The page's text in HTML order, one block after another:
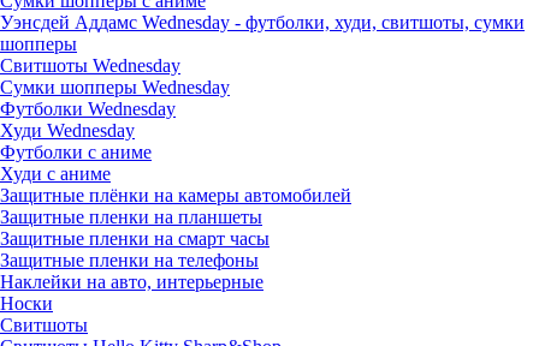
Уэнсдей Аддамс Wednesday - футболки, худи, свитшоты, сумки
шопперы
Свитшоты Wednesday
Сумки шопперы Wednesday
Футболки Wednesday
Худи Wednesday
Футболки с аниме
Худи с аниме
Защитные плёнки на камеры автомобилей
Защитные пленки на планшеты
Защитные пленки на смарт часы
Защитные пленки на телефоны
Наклейки на авто, интерьерные
Носки
Свитшоты